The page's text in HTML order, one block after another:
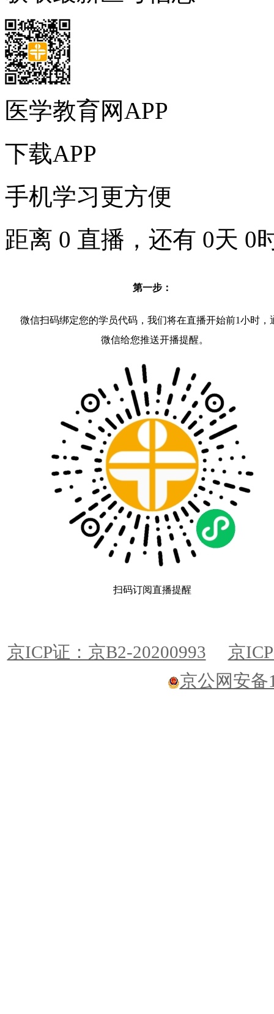
医学教育网APP
下载APP
手机学习更方便
距离 0 直播，还有 0天 0
第一步：
微信扫码绑定您的学员代码，我们将在直播开始前1小时，
微信给您推送开播提醒。
扫码订阅直播提醒
京ICP证：京B2-20200993
京
京公网安备